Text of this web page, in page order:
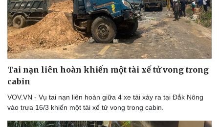
Tai nạn liên hoàn khiến một tài xế tử vong trong
cabin
VOV.VN - Vụ tai nạn liên hoàn giữa 4 xe tải xảy ra tại Đắk Nông
vào trưa 16/3 khiến một tài xế tử vong trong cabin.